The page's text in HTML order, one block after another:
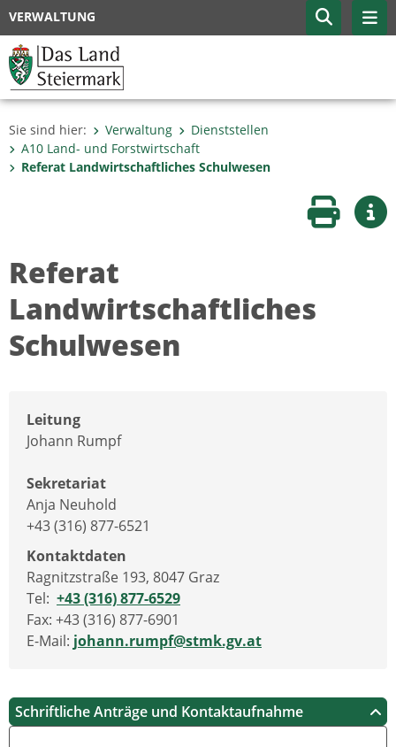
VERWALTUNG
Sie sind hier: Verwaltung
Dienststellen
A10 Land- und Forstwirtschaft
Referat Landwirtschaftliches Schulwesen
Seite
Referat
Landwirtschaftliches
Schulwesen
Leitung
Johann Rumpf
Sekretariat
Anja Neuhold
+43 (316) 877-6521
Kontaktdaten
Ragnitzstraße 193, 8047 Graz
Tel: +43 (316) 877-6529
Fax: +43 (316) 877-6901
E-Mail: johann.rumpf@stmk.gv.at
Schriftliche Anträge und Kontaktaufnahme